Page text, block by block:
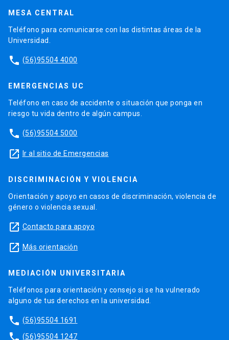
MESA CENTRAL
Teléfono para comunicarse con las distintas áreas de la
Universidad.
phone (56)95504 4000
EMERGENCIAS UC
Teléfono en caso de accidente o situación que ponga en
riesgo tu vida dentro de algún campus.
phone (56)95504 5000
launch Ir al sitio de Emergencias
DISCRIMINACIÓN Y VIOLENCIA
Orientación y apoyo en casos de discriminación, violencia de
género o violencia sexual.
launch Contacto para apoyo
launch Más orientación
MEDIACIÓN UNIVERSITARIA
Teléfonos para orientación y consejo si se ha vulnerado
alguno de tus derechos en la universidad.
phone (56)95504 1691
phone (56)95504 1247